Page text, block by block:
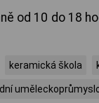
od 10 do 18
keramická škola